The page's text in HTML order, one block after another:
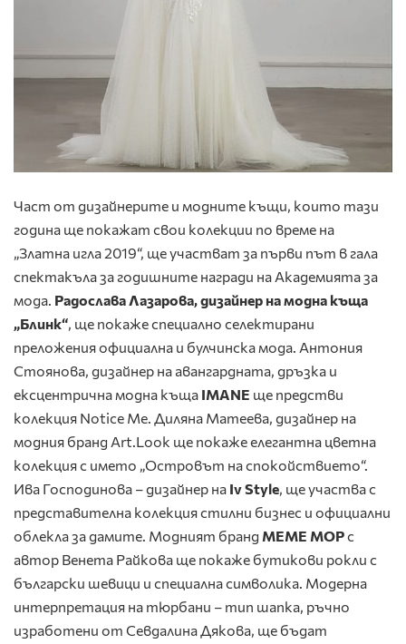
Част от дизайнерите и модните къщи, които тази
година ще покажат свои колекции по време на
„Златна игла 2019“, ще участват за първи път в гала
спектакъла за годишните награди на Академията за
мода. Радослава Лазарова, дизайнер на модна къща
„Блинк“, ще покаже специално селектирани
преложения официална и булчинска мода. Антония
Стоянова, дизайнер на авангардната, дръзка и
ексцентрична модна къща IMANE ще предстви
колекция Notice Me. Диляна Матеева, дизайнер на
модния бранд Art.Look ще покаже елегантна цветна
колекция с името „Островът на спокойствието“.
Ива Господинова – дизайнер на Iv Style, ще участва с
представителна колекция стилни бизнес и официални
облекла за дамите. Модният бранд МЕМЕ МОРс
автор Венета Райкова ще покаже бутикови рокли с
български шевици и специална символика. Модерна
интерпретация на тюрбани – тип шапка, ръчно
изработени от Севдалина Дякова, ще бъдат